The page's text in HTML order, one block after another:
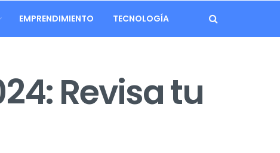
EMPRENDIMIENTO TECNOLOGÍA
Revisa tu